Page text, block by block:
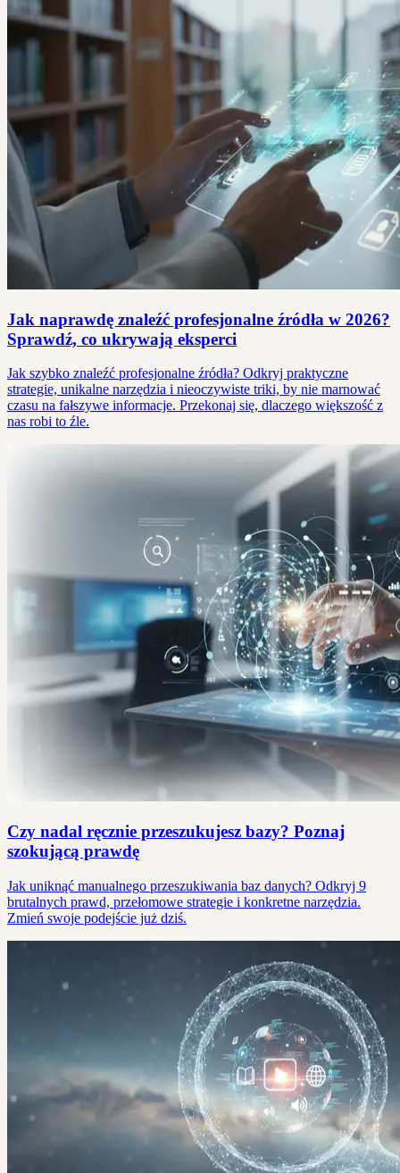
Jak naprawdę znaleźć profesjonalne źródła w 2026?
Sprawdź, co ukrywają eksperci
Jak szybko znaleźć profesjonalne źródła? Odkryj praktyczne
strategie, unikalne narzędzia i nieoczywiste triki, by nie marnować
czasu na fałszywe informacje. Przekonaj się, dlaczego większość z
nas robi to źle.
Czy nadal ręcznie przeszukujesz bazy? Poznaj
szokującą prawdę
Jak uniknąć manualnego przeszukiwania baz danych? Odkryj 9
brutalnych prawd, przełomowe strategie i konkretne narzędzia.
Zmień swoje podejście już dziś.